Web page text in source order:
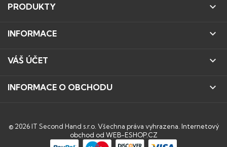
PRODUKTY 
INFORMACE 
VÁŠ ÚČET 
INFORMACE O OBCHODU 
© 2026 IT Second Hand s.r.o. Všechna práva vyhrazena. Internetový
obchod od WEB-ESHOP.CZ